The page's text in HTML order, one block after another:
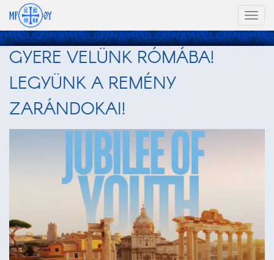
GYERE VELÜNK RÓMÁBA!
LEGYÜNK A REMÉNY
ZARÁNDOKAI!